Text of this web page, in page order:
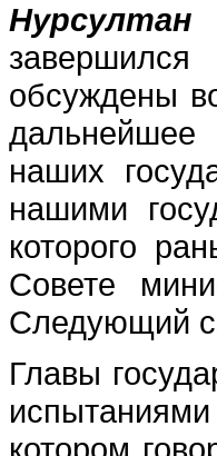
обсуждены
дальнейшее
наших
нашими
которого
Совете
Следующий
Главы